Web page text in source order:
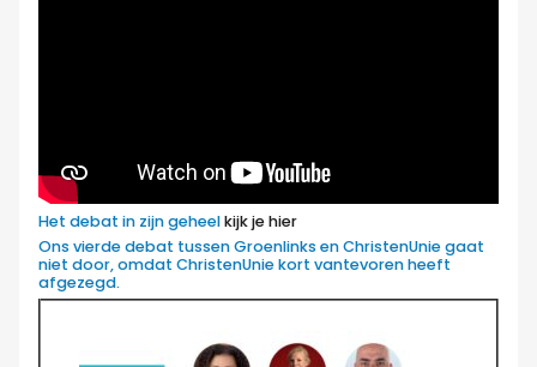
Het debat in zijn geheelkijk je hier
Ons vierde debat tussen Groenlinks en ChristenUnie gaat
niet door, omdat ChristenUnie kort vantevoren heeft
afgezegd.